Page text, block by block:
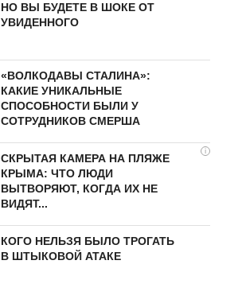
НО ВЫ БУДЕТЕ В ШОКЕ ОТ
УВИДЕННОГО
«ВОЛКОДАВЫ СТАЛИНА»:
КАКИЕ УНИКАЛЬНЫЕ
СПОСОБНОСТИ БЫЛИ У
СОТРУДНИКОВ СМЕРША
i
СКРЫТАЯ КАМЕРА НА ПЛЯЖЕ
КРЫМА: ЧТО ЛЮДИ
ВЫТВОРЯЮТ, КОГДА ИХ НЕ
ВИДЯТ...
КОГО НЕЛЬЗЯ БЫЛО ТРОГАТЬ
В ШТЫКОВОЙ АТАКЕ